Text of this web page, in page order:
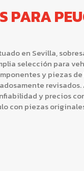
PARA
en Sevilla,
selección para
y piezas
y precios
con piezas